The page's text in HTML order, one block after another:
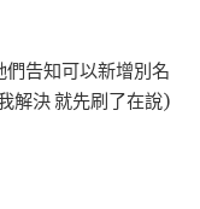
們告知可以新增別名
解決 就先刷了在說)